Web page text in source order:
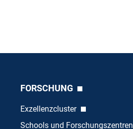
FORSCHUNG
Exzellenzcluster
Schools und Forschungszentren